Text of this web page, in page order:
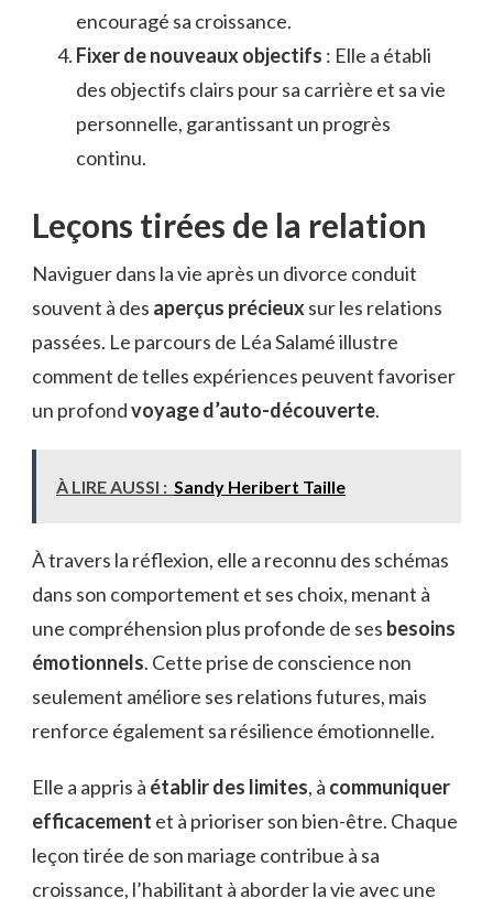
encouragé sa croissance.
Fixer de nouveaux objectifs : Elle a établi
des objectifs clairs pour sa carrière et sa vie
personnelle, garantissant un progrès
continu.
Leçons tirées de la relation
Naviguer dans la vie après un divorce conduit
souvent à des aperçus précieux sur les relations
passées. Le parcours de Léa Salamé illustre
comment de telles expériences peuvent favoriser
un profondvoyage d’auto-découverte.
À LIRE AUSSI : Sandy Heribert Taille
À travers la réflexion, elle a reconnu des schémas
dans son comportement et ses choix, menant à
une compréhension plus profonde de ses besoins
émotionnels. Cette prise de conscience non
seulement améliore ses relations futures, mais
renforce également sa résilience émotionnelle.
Elle a appris à établir des limites, à communiquer
efficacement et à prioriser son bien-être. Chaque
leçon tirée de son mariage contribue à sa
croissance, l’habilitant à aborder la vie avec une